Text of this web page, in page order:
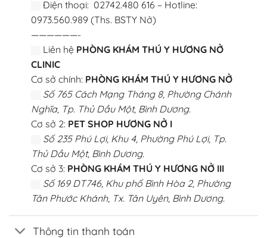
Điện thoại: 02742.480 616 – Hotline:
0973.560.989 (Ths. BSTY Nở)
——————-
Liên hệ PHÒNG KHÁM THÚ Y HƯƠNG NỞ
CLINIC
Cơ sở chính: PHÒNG KHÁM THÚ Y HƯƠNG NỞ
Số 765 Cách Mạng Tháng 8, Phường Chánh
Nghĩa, Tp. Thủ Dầu Một, Bình Dương.
Cơ sở 2: PET SHOP HƯƠNG NỞ I
Số 235 Phú Lợi, Khu 4, Phường Phú Lợi, Tp.
Thủ Dầu Một, Bình Dương.
Cơ sở 3: PHÒNG KHÁM THÚ Y HƯƠNG NỞ III
Số 169 DT746, Khu phố Bình Hòa 2, Phường
Tân Phước Khánh, Tx. Tân Uyên, Bình Dương.
Thông tin thanh toán